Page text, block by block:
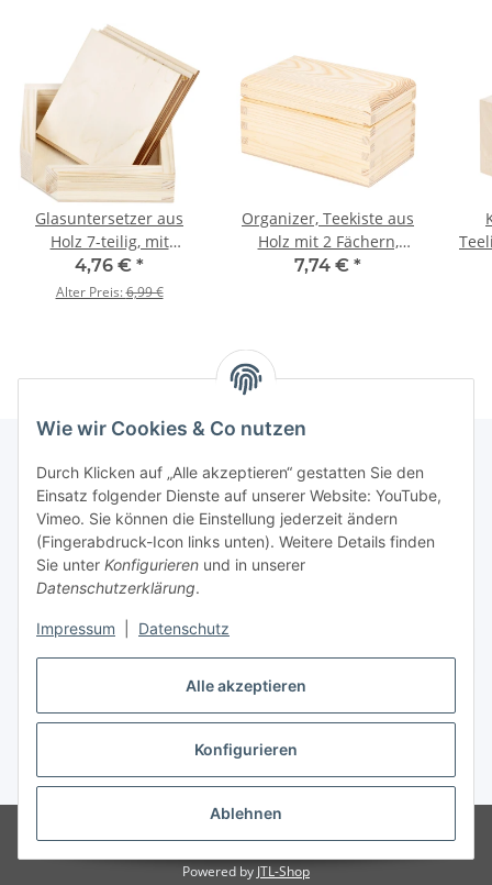
Alle akzeptieren
Konfigurieren
Ablehnen
Wie wir Cookies & Co nutzen
Durch Klicken auf „Alle akzeptieren“ gestatten Sie den
Einsatz folgender Dienste auf unserer Website: YouTube,
Vimeo. Sie können die Einstellung jederzeit ändern
(Fingerabdruck-Icon links unten). Weitere Details finden
Sie unter Konfigurieren und in unserer
Datenschutzerklärung.
Impressum Datenschutz
Glasuntersetzer aus
Holz 7-teilig, mit
Spenderbox
4,76 € *
Alter Preis:6,99 €
Organizer, Teekiste aus
Holz mit 2 Fächern,
15 × 10 × 8 cm
7,74 € *
Informationen
Gesetzliche Informationen
* Alle Preise inkl. gesetzlicher USt., zzgl.Versand
Powered by JTL-Shop